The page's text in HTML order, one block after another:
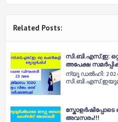
Related Posts:
സി.ബി.എസ്.ഇ:
അപേക്ഷ
ന്യൂ ഡൽഹി:
അവസരം!!!